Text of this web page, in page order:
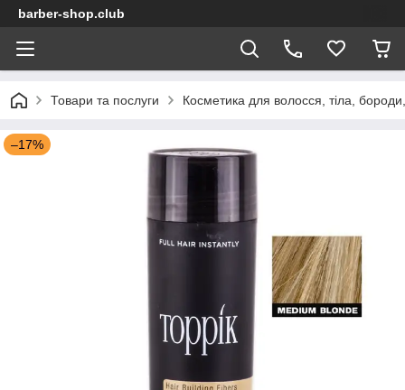
barber-shop.club
Товари та послуги Косметика для волосся, тіла,
–17%